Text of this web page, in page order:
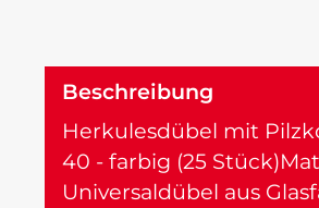
Beschreibung
Herkulesdübel mit
40 - farbig (25
Universaldübel aus